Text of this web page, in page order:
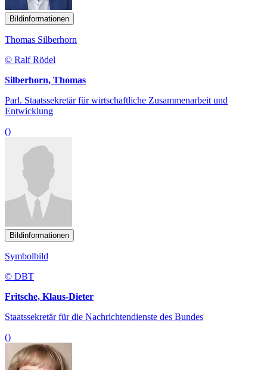
Bildinformationen
Thomas Silberhorn
© Ralf Rödel
Silberhorn, Thomas
Parl. Staatssekretär für wirtschaftliche Zusammenarbeit und
Entwicklung
()
Bildinformationen
Symbolbild
© DBT
Fritsche, Klaus-Dieter
Staatssekretär für die Nachrichtendienste des Bundes
()